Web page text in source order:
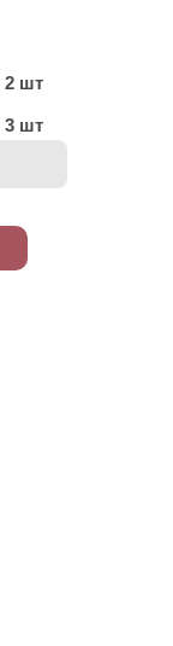
2 шт
3 шт